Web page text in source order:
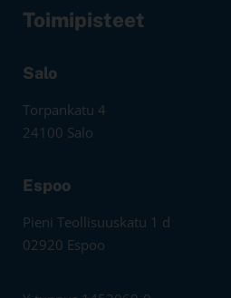
Toimipisteet
Salo
Torpankatu 4
24100 Salo
Espoo
Pieni Teollisuuskatu 1 d
02920 Espoo